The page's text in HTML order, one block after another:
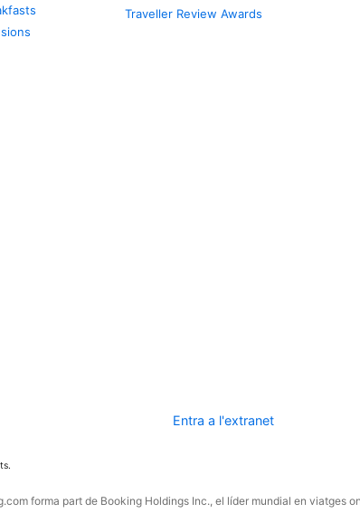
Traveller Review Awards
Entra a l'extranet
forma part de Booking Holdings Inc., el líder mundial en viatges